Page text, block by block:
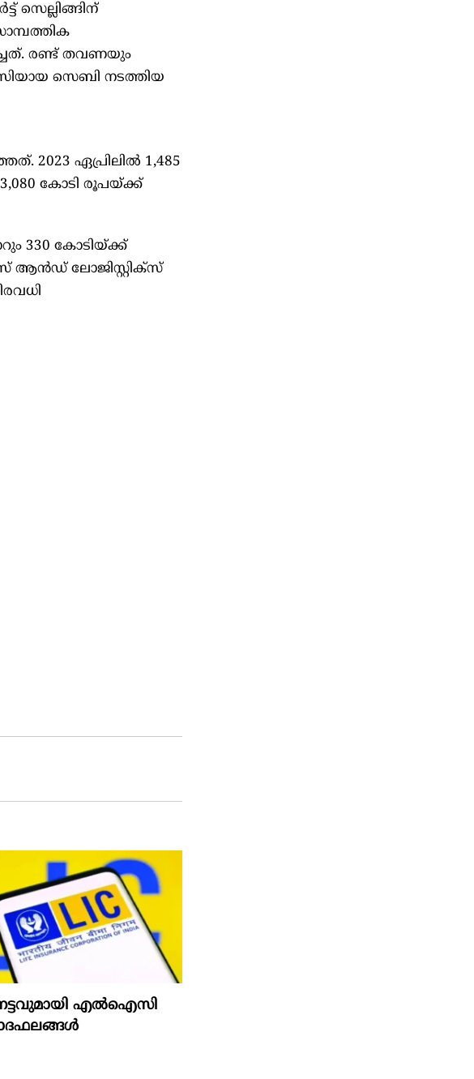
സെല്ലിങ്ങിന്
രണ്ട് തവണയും
സെബി നടത്തിയ
2023 ഏപ്രിലിൽ 1,485
കോടി രൂപയ്ക്ക്
330 കോടിയ്ക്ക്
ആൻഡ് ലോജിസ്റ്റിക്സ്
എൽഐസി